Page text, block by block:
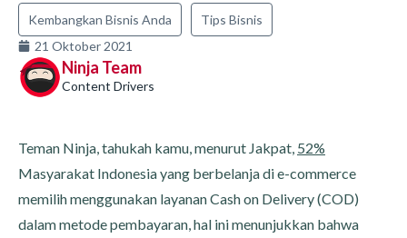
Kembangkan Bisnis Anda
Tips Bisnis
21 Oktober 2021
Ninja Team
Content Drivers
Teman Ninja, tahukah kamu, menurut Jakpat, 52%
Masyarakat Indonesia yang berbelanja di e-commerce
memilih menggunakan layanan Cash on Delivery (COD)
dalam metode pembayaran, hal ini menunjukkan bahwa